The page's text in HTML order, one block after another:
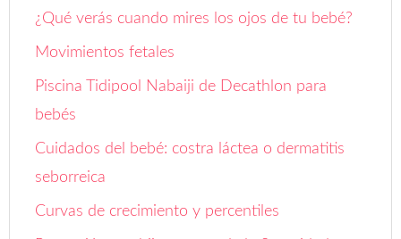
¿Qué verás cuando mires los ojos de tu bebé?
Movimientos fetales
Piscina Tidipool Nabaiji de Decathlon para
bebés
Cuidados del bebé: costra láctea o dermatitis
seborreica
Curvas de crecimiento y percentiles